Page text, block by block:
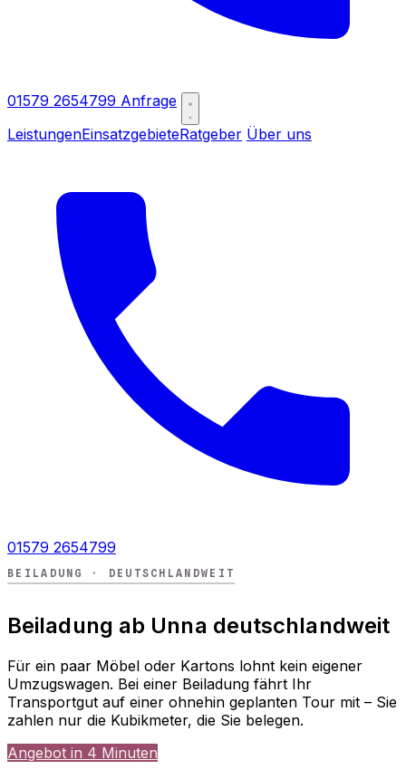
01579 2654799 Anfrage
LeistungenEinsatzgebieteRatgeber Über uns
01579 2654799
BEILADUNG · DEUTSCHLANDWEIT
Beiladung ab Unna deutschlandweit
Für ein paar Möbel oder Kartons lohnt kein eigener
Umzugswagen. Bei einer Beiladung fährt Ihr
Transportgut auf einer ohnehin geplanten Tour mit – Sie
zahlen nur die Kubikmeter, die Sie belegen.
Angebot in 4 Minuten